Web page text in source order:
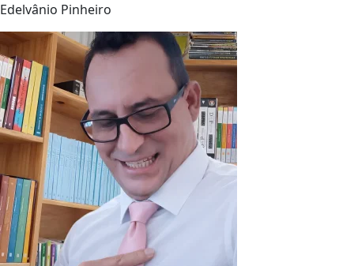
Edelvânio Pinheiro